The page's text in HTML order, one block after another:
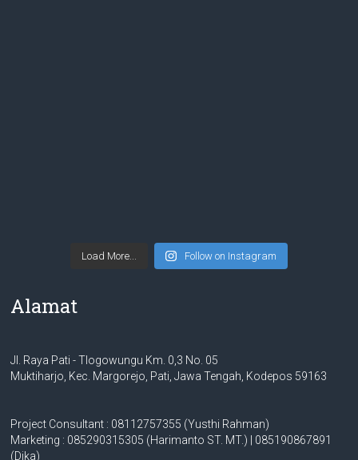
Load More... Follow on Instagram
Alamat
Jl. Raya Pati - Tlogowungu Km. 0,3 No. 05
Muktiharjo, Kec. Margorejo, Pati, Jawa Tengah, Kodepos 59163
Project Consultant : 08112757355 (Yusthi Rahman)
Marketing : 085290315305 (Harimanto ST. MT.) | 085190867891
(Dika)